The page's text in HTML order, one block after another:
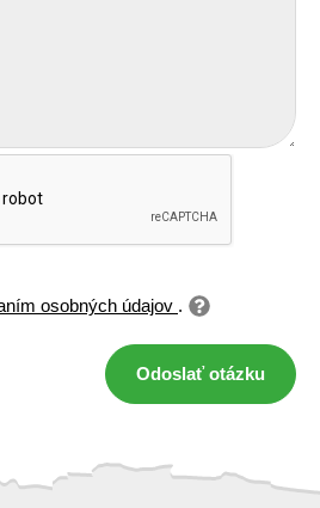
osobných údajov .
Odoslať otázku